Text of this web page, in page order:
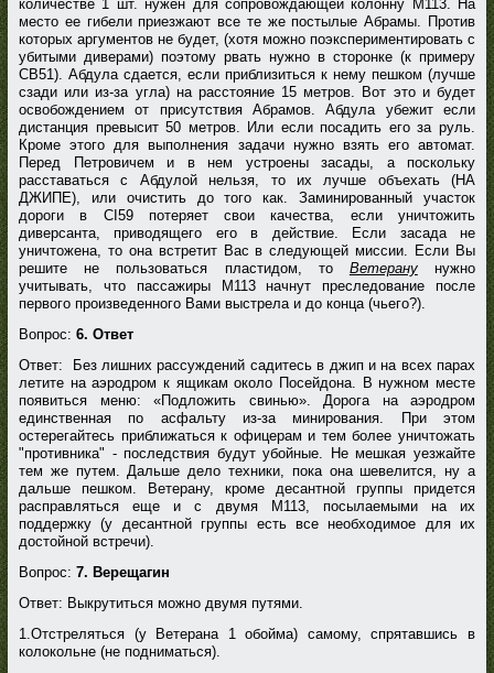
количестве 1 шт. нужен для сопровождающей колонну M113. На
место ее гибели приезжают все те же постылые Абрамы. Против
которых аргументов не будет, (хотя можно поэкспериментировать с
убитыми диверами) поэтому рвать нужно в сторонке (к примеру
CB51). Абдула сдается, если приблизиться к нему пешком (лучше
сзади или из-за угла) на расстояние 15 метров. Вот это и будет
освобождением от присутствия Абрамов. Абдула убежит если
дистанция превысит 50 метров. Или если посадить его за руль.
Кроме этого для выполнения задачи нужно взять его автомат.
Перед Петровичем и в нем устроены засады, а поскольку
расставаться с Абдулой нельзя, то их лучше объехать (НА
ДЖИПЕ), или очистить до того как. Заминированный участок
дороги в CI59 потеряет свои качества, если уничтожить
диверсанта, приводящего его в действие. Если засада не
уничтожена, то она встретит Вас в следующей миссии. Если Вы
решите не пользоваться пластидом, то Ветерану
нужно
учитывать, что пассажиры M113 начнут преследование после
первого произведенного Вами выстрела и до конца (чьего?).
Вопрос: 6. Ответ
Ответ: Без лишних рассуждений садитесь в джип и на всех парах
летите на аэродром к ящикам около Посейдона. В нужном месте
появиться меню: «Подложить свинью». Дорога на аэродром
единственная по асфальту из-за минирования. При этом
остерегайтесь приближаться к офицерам и тем более уничтожать
"противника" - последствия будут убойные. Не мешкая уезжайте
тем же путем. Дальше дело техники, пока она шевелится, ну а
дальше пешком. Ветерану, кроме десантной группы придется
расправляться еще и с двумя M113, посылаемыми на их
поддержку (у десантной группы есть все необходимое для их
достойной встречи).
Вопрос: 7. Верещагин
Ответ: Выкрутиться можно двумя путями.
1.Отстреляться (у Ветерана 1 обойма) самому, спрятавшись в
колокольне (не подниматься).